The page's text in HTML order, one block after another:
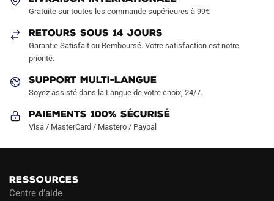
choisies
la
page
produit
page
Gratuite sur toutes les commande supérieures à 99€
RETOURS SOUS 14 JOURS
Garantie Satisfait ou Remboursé. Votre satisfaction est notre
priorité.
SUPPORT MULTI-LANGUE
Soyez assisté dans la Langue de votre choix, 24/7.
Paiements 100% Sécurisé
Visa / MasterCard / Mastero / Paypal
RESSOURCES
Centre d’aide